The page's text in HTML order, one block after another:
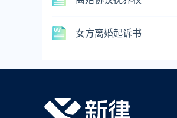
女方离婚起诉书